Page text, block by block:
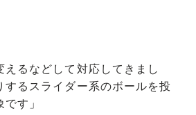
えるなどして対応してきまし
るスライダー系のボールを投
す」